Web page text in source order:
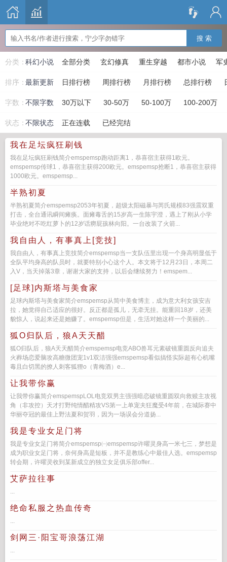
搜 索
分类： 全部分类 玄幻修真 重生穿越 都市小说 军
科幻小说
排序： 日排行榜 周排行榜 月排行榜 总排行榜
最新更新
字数：不限字数 30万以下 30-50万 50-100万 100-200万
状态：不限状态 正在连载 已经完结
我在足坛疯狂刷钱
我在足坛疯狂刷钱简介emspemsp跑动距离1，恭喜宿主获得1欧元。
emspemsp传球1，恭喜宿主获得200欧元。emspemsp抢断1，恭喜宿主获得
1000欧元。emspemsp...
半熟初夏
半熟初夏简介emspemsp2053年初夏，超级太阳磁暴与芮氏规模83强震双重
打击，全台通讯瞬间瘫痪。面瘫毒舌的15岁高一生陈宇澄，遇上了刚从小学
毕业绝对不吃红萝卜的12岁话癆屁孩林向阳。一台改装了火箭...
我自由人，有事真上[竞技]
我自由人，有事真上竞技简介emspemsp当一支队伍里出现一个身高明显低于
全队平均身高的队员时，就要特别小心这个人。本文将于12月23日，本周二
入V，当天掉落3章，谢谢大家的支持，以后会继续努力！emspem...
[足球]内斯塔与美食家
足球内斯塔与美食家简介emspemsp从简中美食博主，成为意大利女孩安吉
拉，她觉得自己适应的很好。反正都是孤儿，无牵无挂。能重回18岁，还美
貌惊人，说起来还是她赚了。emspemsp但是，生活对她这样一个美丽的...
狐O归队后，狼A天天醋
狐O归队后，狼A天天醋简介emspemsp电竞ABO兽耳元素破镜重圆反向追夫
火葬场恋爱脑攻高糖微团宠1v1双洁强强emspemsp看似搞怪实际超有心机嘴
毒且白切黑的撩人刺客狐狸o（青梅酒）e...
让我带你赢
让我带你赢简介emspemspLOL电竞双男主强强暗恋破镜重圆双向救赎主攻视
角（非攻控）天才打野纯情醋精攻VS第一上单宠夫狂魔受4年前，在城际赛中
华丽夺冠的最佳上野法夏和贺羽，因为一场误会分道扬...
我是专业女足门将
我是专业女足门将简介emspemsp㈠emspemsp许曜灵身高一米七三，梦想是
成为职业女足门将，奈何身高是短板，并不是教练心中最佳人选。emspemsp
转会期，许曜灵收到某新成立的独立女足俱乐部offer...
艾萨拉往事
...
绝命私服之热血传奇
...
剑网三·阳宝哥浪荡江湖
...